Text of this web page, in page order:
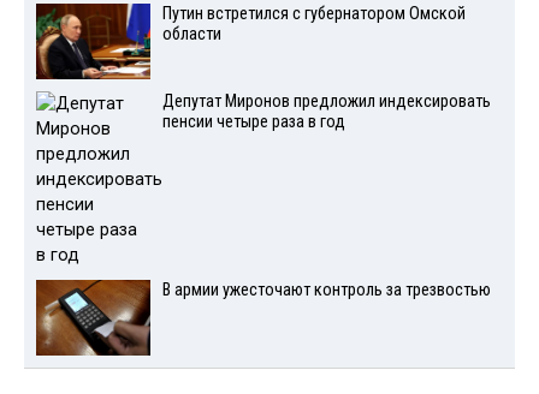
Путин встретился с губернатором Омской
области
Депутат Миронов предложил индексировать
пенсии четыре раза в год
В армии ужесточают контроль за трезвостью